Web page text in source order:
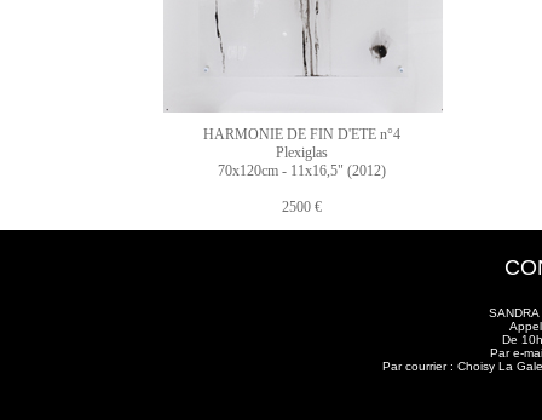
HARMONIE DE FIN D'ETE n°4
Plexiglas
70x120cm - 11x16,5" (2012)
2500 €
De
Par e-
Par courrier : Choisy La